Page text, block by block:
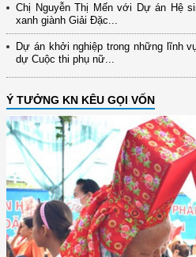
Chị Nguyễn Thị Mến với Dự án Hệ
xanh giành Giải Đặc...
Dự án khởi nghiệp trong những lĩnh
dự Cuộc thi phụ nữ...
Ý TƯỞNG KN KÊU GỌI VỐN